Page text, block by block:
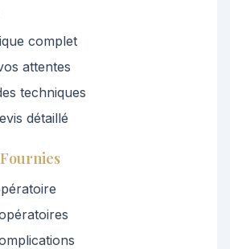
complet
attentes
techniques
détaillé